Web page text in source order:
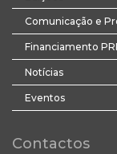
Comunicação e
Financiamento
Notícias
Eventos
Contactos